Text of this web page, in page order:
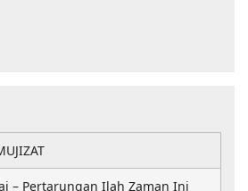
– Pertarungan Ilah Zaman Ini